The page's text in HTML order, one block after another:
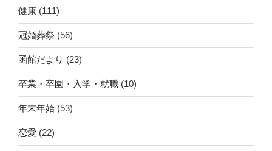
健康 (111)
冠婚葬祭 (56)
函館だより (23)
卒業・卒園・入学・就職 (10)
年末年始 (53)
恋愛 (22)